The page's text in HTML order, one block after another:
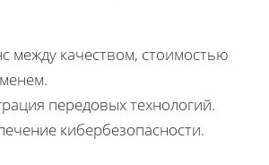
между качеством, стоимостью
передовых технологий.
кибербезопасности.